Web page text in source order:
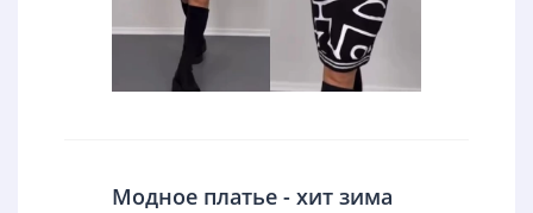
Модное платье - хит зима